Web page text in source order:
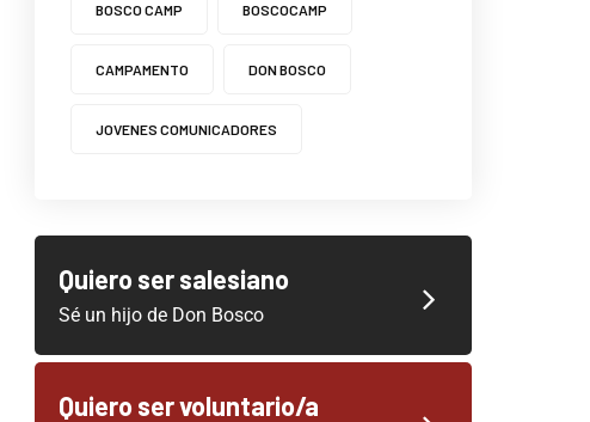
BOSCO CAMP BOSCOCAMP
CAMPAMENTO DON BOSCO
JOVENES COMUNICADORES
Quiero ser salesiano
Sé un hijo de Don Bosco
Quiero ser voluntario/a